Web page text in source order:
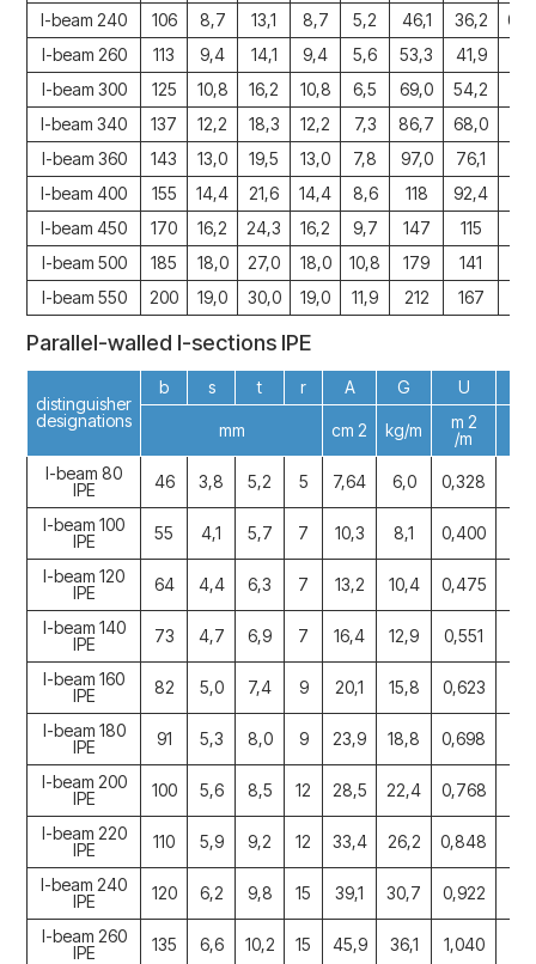
I-beam 240
106 8,7 13,1 8,7 5,2 46,1 36,2
I-beam 260
113 9,4 14,1 9,4 5,6 53,3 41,9
I-beam 300
125 10,8 16,2 10,8 6,5 69,0 54,2
I-beam 340
137 12,2 18,3 12,2 7,3 86,7 68,0
I-beam 360
143 13,0 19,5 13,0 7,8 97,0 76,1
I-beam 400
155 14,4 21,6 14,4 8,6 118 92,4
I-beam 450
170 16,2 24,3 16,2 9,7 147 115
I-beam 500
185 18,0 27,0 18,0 10,8 179 141
I-beam 550
200 19,0 30,0 19,0 11,9 212 167
Parallel-walled I-sections IPE
distinguisher
designations
b s t r A G U
mm cm 2 kg/m
m 2
/m
I-beam 80
IPE
46 3,8 5,2 5 7,64 6,0 0,328
I-beam 100
IPE
55 4,1 5,7 7 10,3 8,1 0,400
I-beam 120
IPE
64 4,4 6,3 7 13,2 10,4 0,475
I-beam 140
IPE
73 4,7 6,9 7 16,4 12,9 0,551
I-beam 160
IPE
82 5,0 7,4 9 20,1 15,8 0,623
I-beam 180
IPE
91 5,3 8,0 9 23,9 18,8 0,698
I-beam 200
IPE
100 5,6 8,5 12 28,5 22,4 0,768
I-beam 220
IPE
110 5,9 9,2 12 33,4 26,2 0,848
I-beam 240
IPE
120 6,2 9,8 15 39,1 30,7 0,922
I-beam 260
IPE
135 6,6 10,2 15 45,9 36,1 1,040